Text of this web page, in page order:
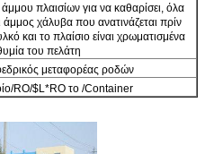
πλαισίων για να καθαρίσει, όλα
άμμος χάλυβα που ανατινάζεται πρίν
και το πλαίσιο είναι χρωματισμένα
του πελάτη
μεταφορέας ροδών
RO/$L*RO το /Container